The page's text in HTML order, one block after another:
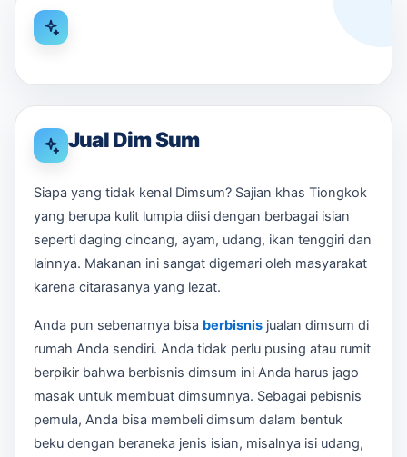
Jual Dim Sum
Siapa yang tidak kenal Dimsum? Sajian khas Tiongkok
yang berupa kulit lumpia diisi dengan berbagai isian
seperti daging cincang, ayam, udang, ikan tenggiri dan
lainnya. Makanan ini sangat digemari oleh masyarakat
karena citarasanya yang lezat.
Anda pun sebenarnya bisa berbisnis jualan dimsum di
rumah Anda sendiri. Anda tidak perlu pusing atau rumit
berpikir bahwa berbisnis dimsum ini Anda harus jago
masak untuk membuat dimsumnya. Sebagai pebisnis
pemula, Anda bisa membeli dimsum dalam bentuk
beku dengan beraneka jenis isian, misalnya isi udang,